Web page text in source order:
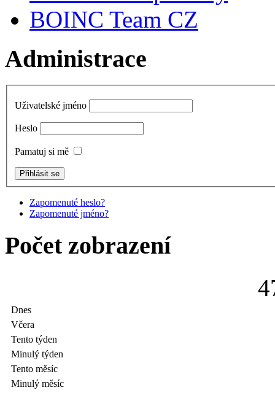
BOINC Team CZ
Administrace
Uživatelské jméno
Heslo
Pamatuj si mě
Zapomenuté heslo?
Zapomenuté jméno?
Počet zobrazení
4
Dnes
Včera
Tento týden
Minulý týden
Tento měsíc
Minulý měsíc